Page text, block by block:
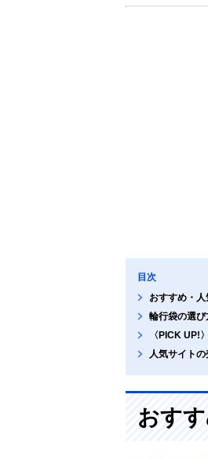
目次
おすすめ・
輪行袋の選び
〈PICK UP!
人気サイト
おす